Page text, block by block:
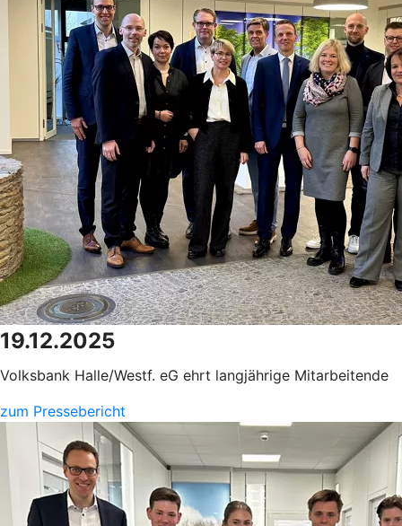
19.12.2025
Volksbank Halle/Westf. eG ehrt langjährige Mitarbeitende
zum Pressebericht